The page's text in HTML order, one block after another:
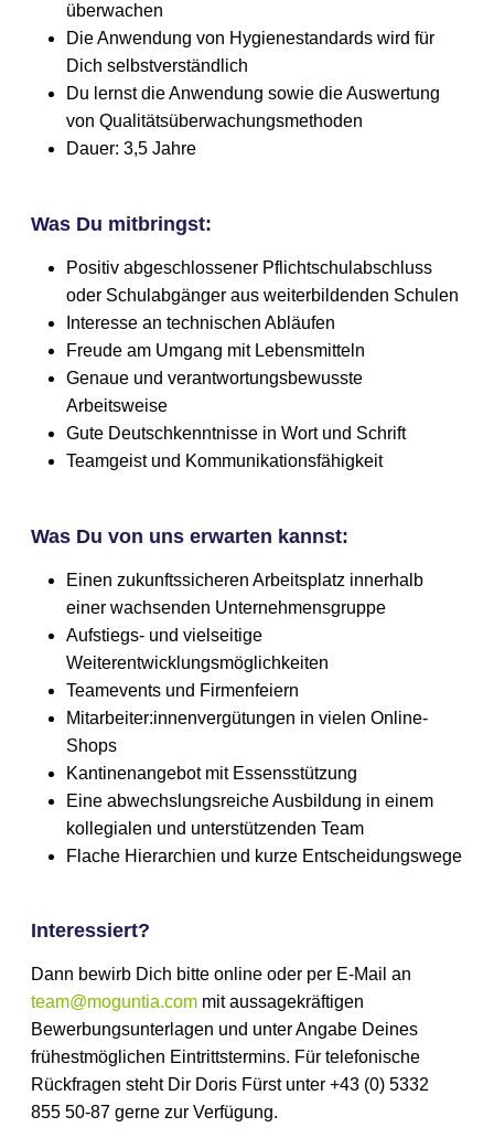
überwachen
Die Anwendung von Hygienestandards wird für
Dich selbstverständlich
Du lernst die Anwendung sowie die Auswertung
von Qualitätsüberwachungsmethoden
Dauer: 3,5 Jahre
Was Du mitbringst:
Positiv abgeschlossener Pflichtschulabschluss
oder Schulabgänger aus weiterbildenden Schulen
Interesse an technischen Abläufen
Freude am Umgang mit Lebensmitteln
Genaue und verantwortungsbewusste
Arbeitsweise
Gute Deutschkenntnisse in Wort und Schrift
Teamgeist und Kommunikationsfähigkeit
Was Du von uns erwarten kannst:
Einen zukunftssicheren Arbeitsplatz innerhalb
einer wachsenden Unternehmensgruppe
Aufstiegs- und vielseitige
Weiterentwicklungsmöglichkeiten
Teamevents und Firmenfeiern
Mitarbeiter:innenvergütungen in vielen Online-
Shops
Kantinenangebot mit Essensstützung
Eine abwechslungsreiche Ausbildung in einem
kollegialen und unterstützenden Team
Flache Hierarchien und kurze Entscheidungswege
Interessiert?
Dann bewirb Dich bitte online oder per E-Mail an
team@moguntia.com mit aussagekräftigen
Bewerbungsunterlagen und unter Angabe Deines
frühestmöglichen Eintrittstermins. Für telefonische
Rückfragen steht Dir Doris Fürst unter +43 (0) 5332
855 50-87 gerne zur Verfügung.